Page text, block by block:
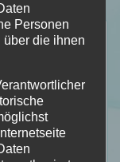
Personen
über die ihnen